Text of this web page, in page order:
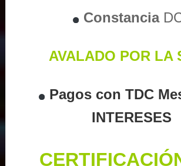
Constancia
AVALADO POR LA
Pagos con TDC
INTERESES